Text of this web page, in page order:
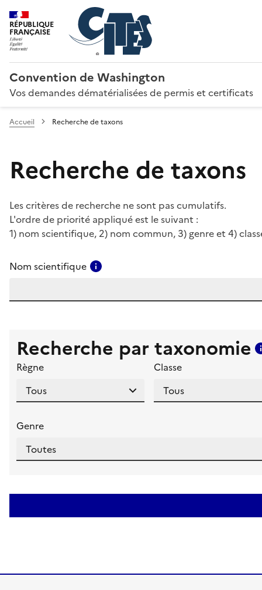
RÉPUBLIQUE
FRANÇAISE
Convention de Washington
Vos demandes dématérialisées de permis et certificats
Accueil Recherche de taxons
Recherche de taxons
Les critères de recherche ne sont pas cumulatifs.
L'ordre de priorité appliqué est le suivant :
1) nom scientifique, 2) nom commun, 3) genre et 4)
Nom scientifique
Recherche par taxonomie
Règne Classe
Genre